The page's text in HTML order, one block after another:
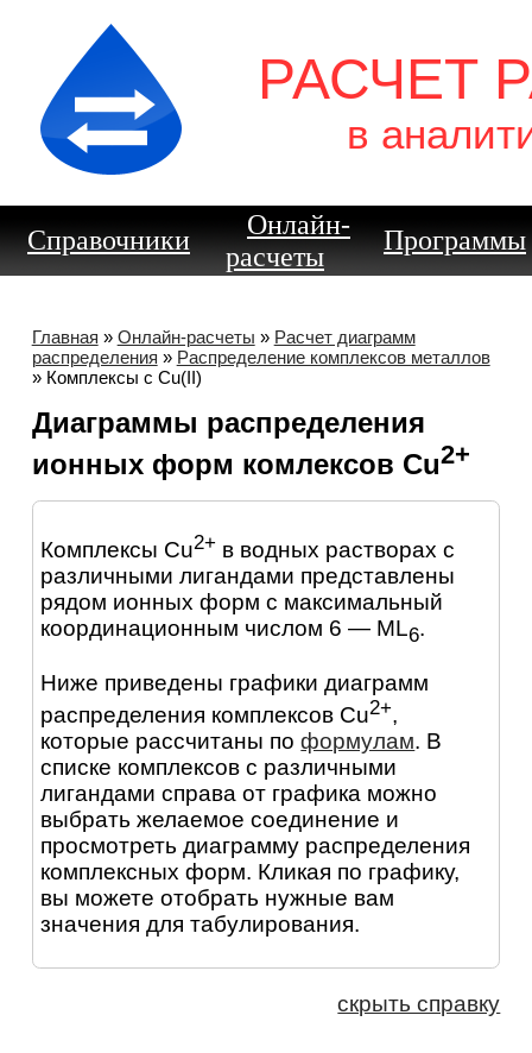
РАСЧЕТ
в
Справочники
Онлайн-
расчеты
Программы
Главная » Онлайн-расчеты » Расчет диаграмм
распределения » Распределение комплексов металлов
» Комплексы с Cu(II)
Диаграммы распределения
ионных форм комлексов Cu2+
Комплексы Cu2+ в водных растворах с
различными лигандами представлены
рядом ионных форм с максимальный
координационным числом 6 — ML6.
Ниже приведены графики диаграмм
распределения комплексов Cu2+,
которые рассчитаны поформулам. В
списке комплексов с различными
лигандами справа от графика можно
выбрать желаемое соединение и
просмотреть диаграмму распределения
комплексных форм. Кликая по графику,
вы можете отобрать нужные вам
значения для табулирования.
скрыть справку